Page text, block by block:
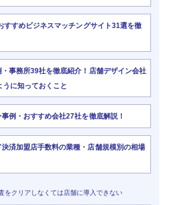
すすめビジネスマッチングサイト31選を徹
事務所39社を徹底紹介！店舗デザイン会社
に知っておくこと
例・おすすめ会社27社を徹底解説！
済加盟店手数料の業種・店舗規模別の相場
をクリアしなくては店舗に導入できない